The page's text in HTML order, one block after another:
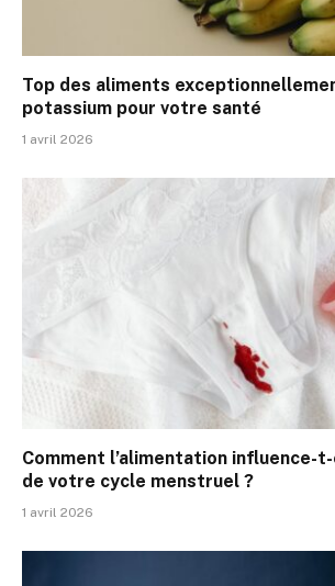
Top des aliments
potassium pour votre santé
1 avril 2026
Comment l’alimentation influence-
de votre cycle menstruel ?
1 avril 2026